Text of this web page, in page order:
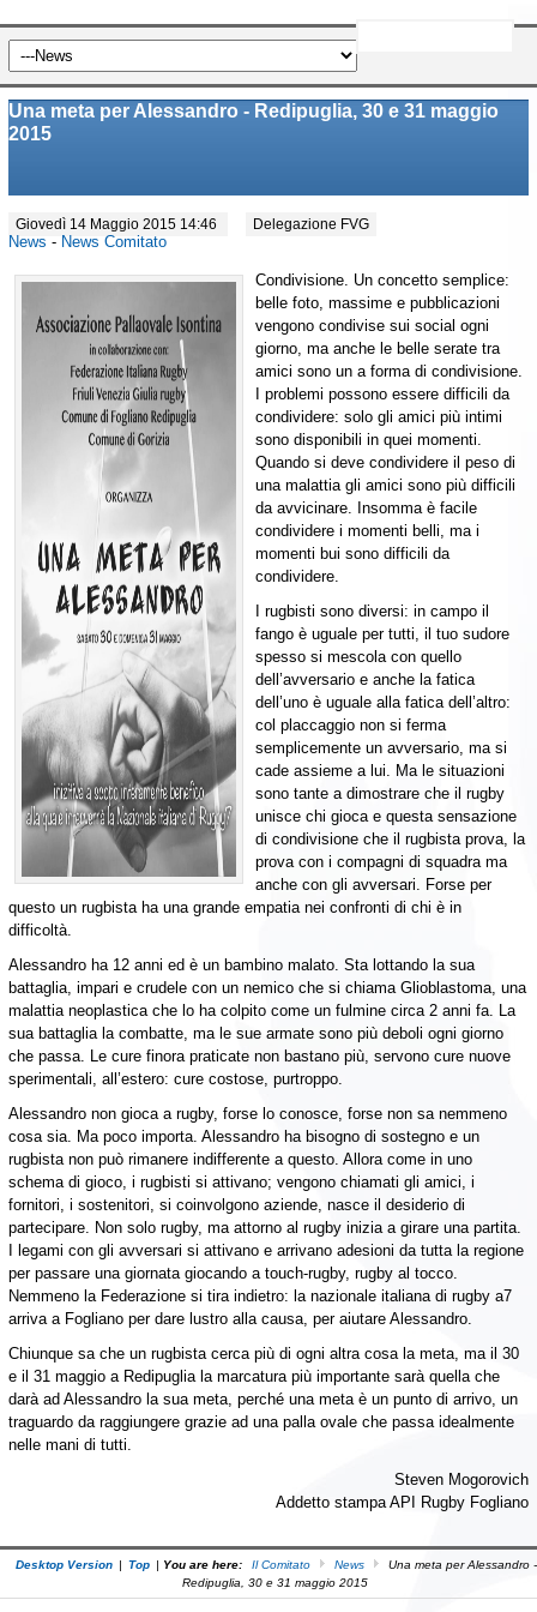
Una meta per Alessandro - Redipuglia, 30 e 31 maggio
2015
Giovedì 14 Maggio 2015 14:46 Delegazione FVG
News - News Comitato
Condivisione. Un concetto semplice:
belle foto, massime e pubblicazioni
vengono condivise sui social ogni
giorno, ma anche le belle serate tra
amici sono un a forma di condivisione.
I problemi possono essere difficili da
condividere: solo gli amici più intimi
sono disponibili in quei momenti.
Quando si deve condividere il peso di
una malattia gli amici sono più difficili
da avvicinare. Insomma è facile
condividere i momenti belli, ma i
momenti bui sono difficili da
condividere.
I rugbisti sono diversi: in campo il
fango è uguale per tutti, il tuo sudore
spesso si mescola con quello
dell’avversario e anche la fatica
dell’uno è uguale alla fatica dell’altro:
col placcaggio non si ferma
semplicemente un avversario, ma si
cade assieme a lui. Ma le situazioni
sono tante a dimostrare che il rugby
unisce chi gioca e questa sensazione
di condivisione che il rugbista prova, la
prova con i compagni di squadra ma
anche con gli avversari. Forse per
questo un rugbista ha una grande empatia nei confronti di chi è in
difficoltà.
Alessandro ha 12 anni ed è un bambino malato. Sta lottando la sua
battaglia, impari e crudele con un nemico che si chiama Glioblastoma, una
malattia neoplastica che lo ha colpito come un fulmine circa 2 anni fa. La
sua battaglia la combatte, ma le sue armate sono più deboli ogni giorno
che passa. Le cure finora praticate non bastano più, servono cure nuove
sperimentali, all’estero: cure costose, purtroppo.
Alessandro non gioca a rugby, forse lo conosce, forse non sa nemmeno
cosa sia. Ma poco importa. Alessandro ha bisogno di sostegno e un
rugbista non può rimanere indifferente a questo. Allora come in uno
schema di gioco, i rugbisti si attivano; vengono chiamati gli amici, i
fornitori, i sostenitori, si coinvolgono aziende, nasce il desiderio di
partecipare. Non solo rugby, ma attorno al rugby inizia a girare una partita.
I legami con gli avversari si attivano e arrivano adesioni da tutta la regione
per passare una giornata giocando a touch-rugby, rugby al tocco.
Nemmeno la Federazione si tira indietro: la nazionale italiana di rugby a7
arriva a Fogliano per dare lustro alla causa, per aiutare Alessandro.
Chiunque sa che un rugbista cerca più di ogni altra cosa la meta, ma il 30
e il 31 maggio a Redipuglia la marcatura più importante sarà quella che
darà ad Alessandro la sua meta, perché una meta è un punto di arrivo, un
traguardo da raggiungere grazie ad una palla ovale che passa idealmente
nelle mani di tutti.
Steven Mogorovich
Addetto stampa API Rugby Fogliano
Desktop Version | Top | You are here: Il Comitato News
Una meta per Alessandro -
Redipuglia, 30 e 31 maggio 2015